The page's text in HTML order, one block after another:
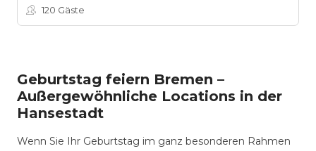
120 Gäste
Geburtstag feiern Bremen –
Außergewöhnliche Locations in der
Hansestadt
Wenn Sie Ihr Geburtstag im ganz besonderen Rahmen